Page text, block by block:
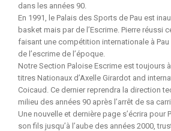
dans les années 90.
En 1991, le Palais des Sports de Pau est
basket mais par de l’Escrime. Pierre réussi
faisant une compétition internationale à Pau
de l’escrime de l’époque.
Notre Section Paloise Escrime est toujours
titres Nationaux d’Axelle Girardot and
Coicaud. Ce dernier reprendra la direction
milieu des années 90 après l’arrêt de sa
Une nouvelle et dernière page s’écrira pour
son fils jusqu’à l’aube des années 2000,